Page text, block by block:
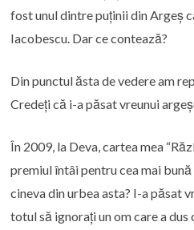
fost unul dintre puținii din Argeș
Iacobescu. Dar ce contează?
Din punctul ăsta de vedere am
Credeți că i-a păsat vreunui
În 2009, la Deva, cartea mea
premiul întâi pentru cea mai
cineva din urbea asta? I-a păsat
totul să ignorați un om care a